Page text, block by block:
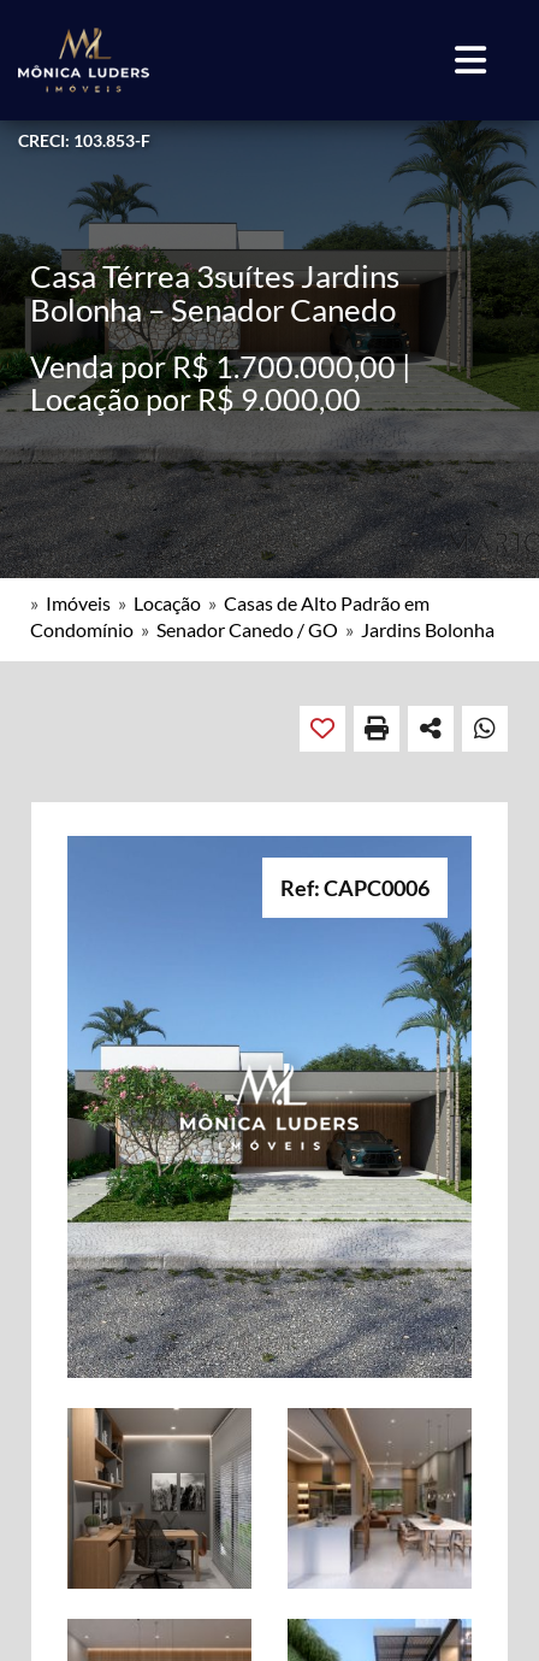
CRECI: 103.853-F
Casa Térrea 3suítes Jardins
Bolonha – Senador Canedo
Venda por R$ 1.700.000,00 |
Locação por R$ 9.000,00
» Imóveis » Locação » Casas de Alto Padrão em
Condomínio » Senador Canedo / GO » Jardins Bolonha
Ref: CAPC0006